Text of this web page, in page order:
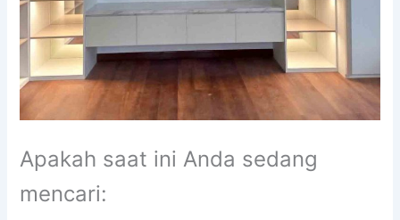
Apakah saat ini Anda sedang
mencari: